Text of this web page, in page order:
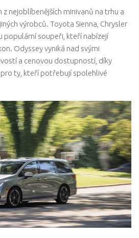
z nejoblíbenějších minivanů na trhu a
výrobců. Toyota Sienna, Chrysler
populární soupeři, kteří nabízejí
Odyssey vyniká nad svými
a cenovou dostupností, díky
ty, kteří potřebují spolehlivé